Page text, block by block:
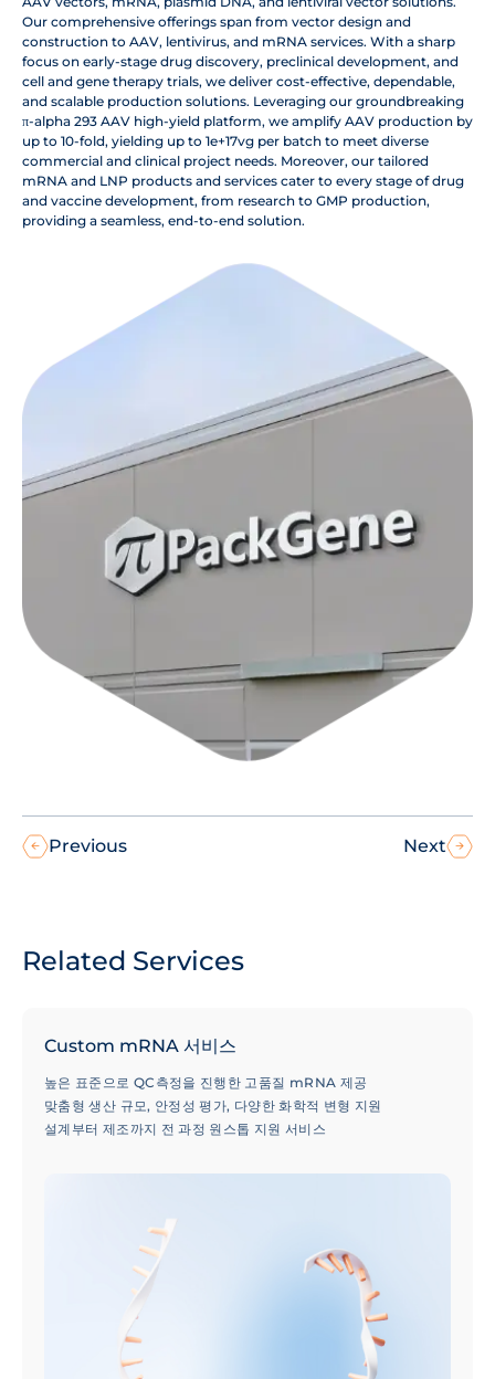
Our comprehensive offerings span from vector design and
construction to AAV, lentivirus, and mRNA services. With a sharp
focus on early-stage drug discovery, preclinical development, and
cell and gene therapy trials, we deliver cost-effective, dependable,
and scalable production solutions. Leveraging our groundbreaking
π-alpha 293 AAV high-yield platform, we amplify AAV production by
up to 10-fold, yielding up to 1e+17vg per batch to meet diverse
commercial and clinical project needs. Moreover, our tailored
mRNA and LNP products and services cater to every stage of drug
and vaccine development, from research to GMP production,
providing a seamless, end-to-end solution.
Previous Next
Related Services
Custom mRNA 서비스
높은 표준으로 QC측정을 진행한 고품질 mRNA 제공
맞춤형 생산 규모, 안정성 평가, 다양한 화학적 변형 지원
설계부터 제조까지 전 과정 원스톱 지원 서비스